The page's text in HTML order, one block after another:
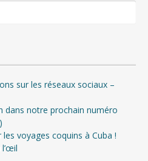
sur les réseaux sociaux –
dans notre prochain numéro
voyages coquins à Cuba !